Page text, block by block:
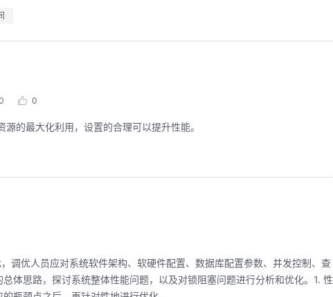
0
的最大化利用，设置的合理可以提升性能。
调优人员应对系统软件架构、软硬件配置、数据库配置参数、并发控制、查
体思路，探讨系统整体性能问题，以及对锁阻塞问题进行分析和优化。1. 性
学习和Benchmark一键评测等功
回顾中